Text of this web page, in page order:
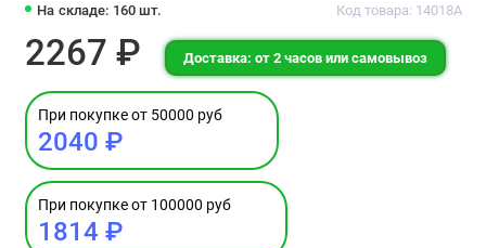
На складе: 160 шт. Код товара: 14018А
2267 ₽ Доставка: от 2 часов или самовывоз
При покупке от 50000 руб
2040 ₽
При покупке от 100000 руб
1814 ₽